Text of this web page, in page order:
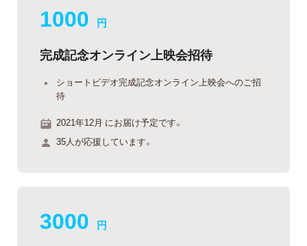
1000 円
完成記念オンライン上映会招待
ショートビデオ完成記念オンライン上映会へのご招
待
2021年12月 にお届け予定です。
35人が応援しています。
3000 円